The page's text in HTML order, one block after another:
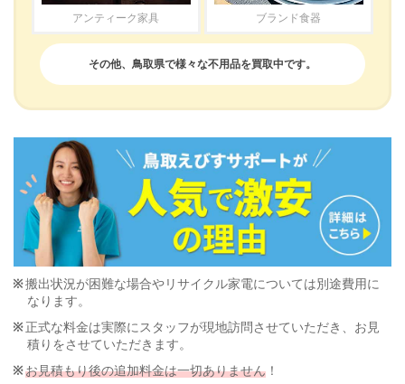
アンティーク家具 ブランド食器
その他、鳥取県で様々な不用品を買取中です。
搬出状況が困難な場合やリサイクル家電については別途費用に
なります。
正式な料金は実際にスタッフが現地訪問させていただき、お見
積りをさせていただきます。
お見積もり後の追加料金は一切ありません！